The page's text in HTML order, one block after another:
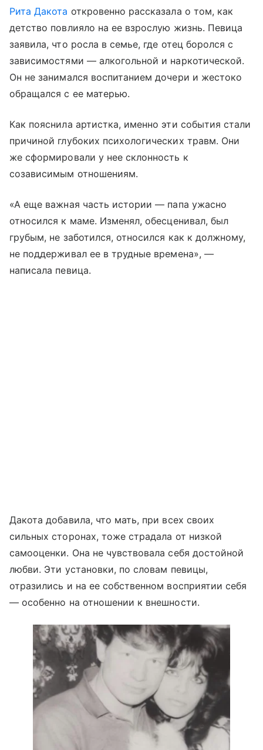
Рита Дакота откровенно рассказала о том, как
детство повлияло на ее взрослую жизнь. Певица
заявила, что росла в семье, где отец боролся с
зависимостями — алкогольной и наркотической.
Он не занимался воспитанием дочери и жестоко
обращался с ее матерью.
Как пояснила артистка, именно эти события стали
причиной глубоких психологических травм. Они
же сформировали у нее склонность к
созависимым отношениям.
«А еще важная часть истории — папа ужасно
относился к маме. Изменял, обесценивал, был
грубым, не заботился, относился как к должному,
не поддерживал ее в трудные времена», —
написала певица.
Дакота добавила, что мать, при всех своих
сильных сторонах, тоже страдала от низкой
самооценки. Она не чувствовала себя достойной
любви. Эти установки, по словам певицы,
отразились и на ее собственном восприятии себя
— особенно на отношении к внешности.